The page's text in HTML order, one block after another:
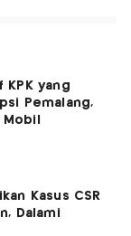
KPK yang
Pemalang,
Kasus CSR
Dalami